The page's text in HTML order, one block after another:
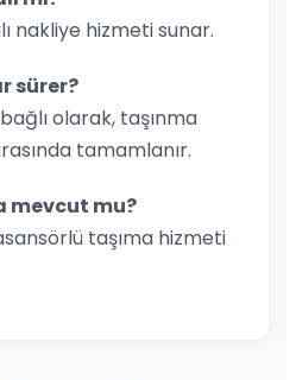
nakliye hizmeti sunar.
sürer?
olarak, taşınma
tamamlanır.
mevcut mu?
taşıma hizmeti